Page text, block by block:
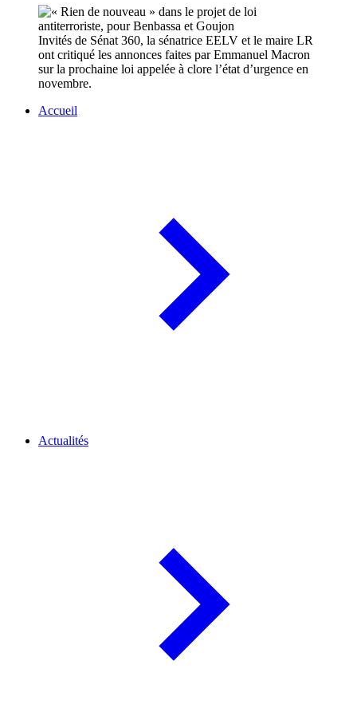
Invités de Sénat 360, la sénatrice EELV et le maire LR
ont critiqué les annonces faites par Emmanuel Macron
sur la prochaine loi appelée à clore l’état d’urgence en
novembre.
Accueil
Actualités